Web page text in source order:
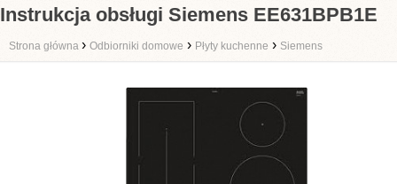
Instrukcja obsługi Siemens EE631BPB1E
Strona główna › Odbiorniki domowe › Płyty kuchenne › Siemens